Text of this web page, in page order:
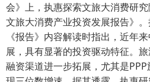
会》上，执惠探索文旅大消费研
文旅大消费产业投资发展报告》
《报告》内容解读时指出，近年
展，具有显著的投资驱动特征。
融资渠道进一步拓展，尤其是